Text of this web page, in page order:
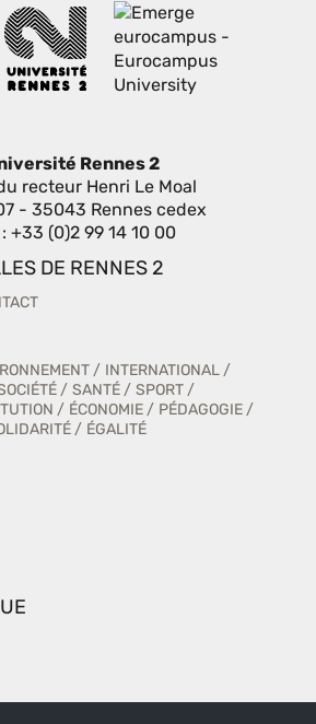
Rennes 2
recteur Henri Le Moal
- 35043 Rennes cedex
+33 (0)2 99 14 10 00
DE RENNES 2
INTERNATIONAL
SANTÉ
SPORT
ÉCONOMIE
PÉDAGOGIE
ÉGALITÉ